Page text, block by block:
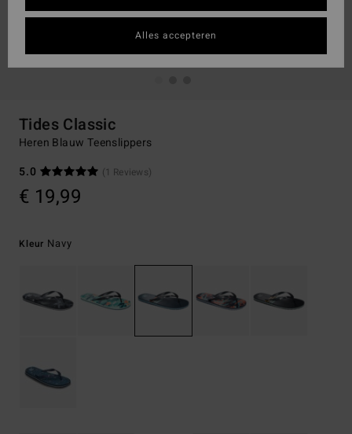
Tides Classic
Heren Blauw Teenslippers
5.0
(1 Reviews)
€ 19,99
Kleur Navy
Alles accepteren